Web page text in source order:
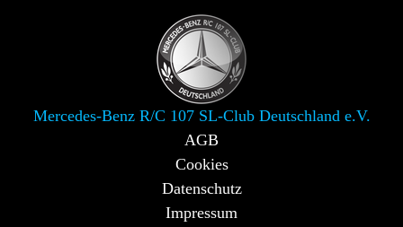
Mercedes-Benz R/C 107 SL-Club Deutschland e.V.
AGB
Cookies
Datenschutz
Impressum